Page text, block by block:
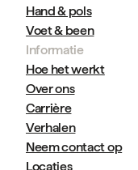
Hand & pols
Voet & been
Informatie
Hoe het werkt
Over ons
Carrière
Verhalen
Neem contact op
Locaties